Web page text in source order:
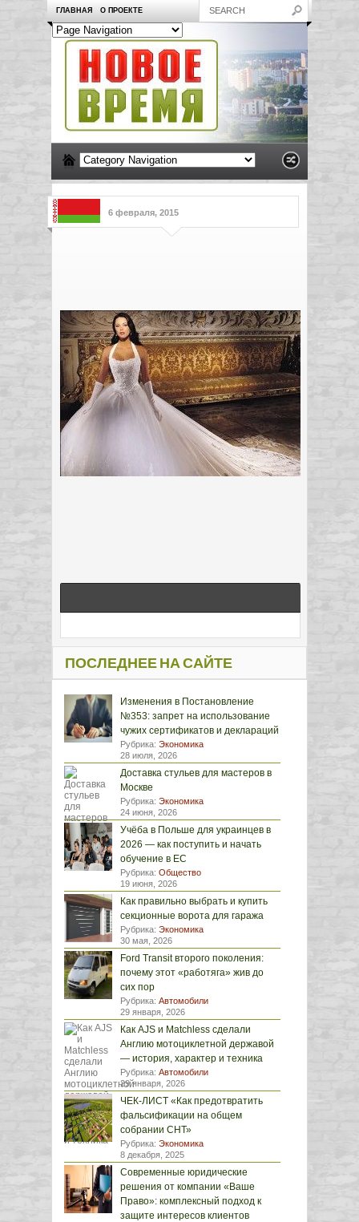
ГЛАВНАЯ О ПРОЕКТЕ
6 февраля, 2015
ПОСЛЕДНЕЕ НА САЙТЕ
Изменения в Постановление
№353: запрет на использование
чужих сертификатов и деклараций
Рубрика: Экономика
28 июля, 2026
Доставка стульев для мастеров в
Москве
Рубрика: Экономика
24 июня, 2026
Учёба в Польше для украинцев в
2026 — как поступить и начать
обучение в ЕС
Рубрика: Общество
19 июня, 2026
Как правильно выбрать и купить
секционные ворота для гаража
Рубрика: Экономика
30 мая, 2026
Ford Transit второго поколения:
почему этот «работяга» жив до
сих пор
Рубрика: Автомобили
29 января, 2026
Как AJS и Matchless сделали
Англию мотоциклетной державой
— история, характер и техника
Рубрика: Автомобили
29 января, 2026
ЧЕК-ЛИСТ «Как предотвратить
фальсификации на общем
собрании СНТ»
Рубрика: Экономика
8 декабря, 2025
Современные юридические
решения от компании «Ваше
Право»: комплексный подход к
защите интересов клиентов